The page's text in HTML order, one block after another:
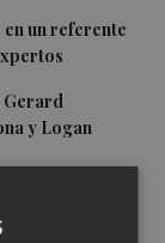
un referente
Gerard
y Logan